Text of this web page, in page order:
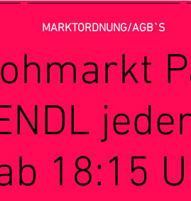
MARKTORDNUNG/AGB`S
18:15